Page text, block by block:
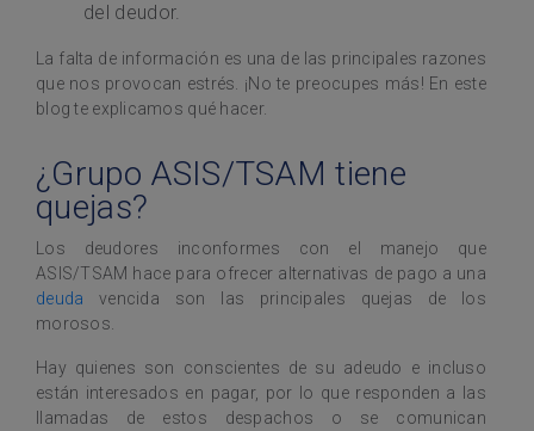
del deudor.
La falta de información es una de las principales razones
que nos provocan estrés. ¡No te preocupes más! En este
blog te explicamos qué hacer.
¿Grupo ASIS/TSAM tiene
quejas?
Los deudores inconformes con el manejo que
ASIS/TSAM hace para ofrecer alternativas de pago a una
deuda vencida son las principales quejas de los
morosos.
Hay quienes son conscientes de su adeudo e incluso
están interesados en pagar, por lo que responden a las
llamadas de estos despachos o se comunican